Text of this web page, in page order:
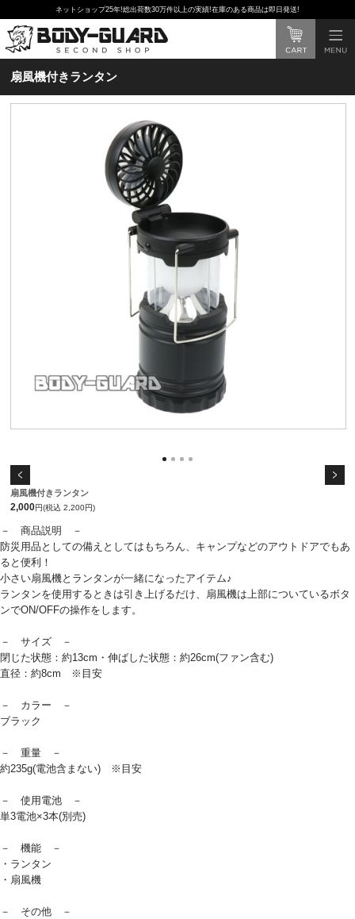
ネットショップ25年!総出荷数30万件以上の実績!在庫のある商品は即日発送!
扇風機付きランタン
扇風機付きランタン
2,000円(税込 2,200円)
－ 商品説明 －
防災用品としての備えとしてはもちろん、キャンプなどのアウトドアでもあ
ると便利！
小さい扇風機とランタンが一緒になったアイテム♪
ランタンを使用するときは引き上げるだけ、扇風機は上部についているボタ
ンでON/OFFの操作をします。
－ サイズ －
閉じた状態：約13cm・伸ばした状態：約26cm(ファン含む)
直径：約8cm ※目安
－ カラー －
ブラック
－ 重量 －
約235g(電池含まない) ※目安
－ 使用電池 －
単3電池×3本(別売)
－ 機能 －
・ランタン
・扇風機
－ その他 －